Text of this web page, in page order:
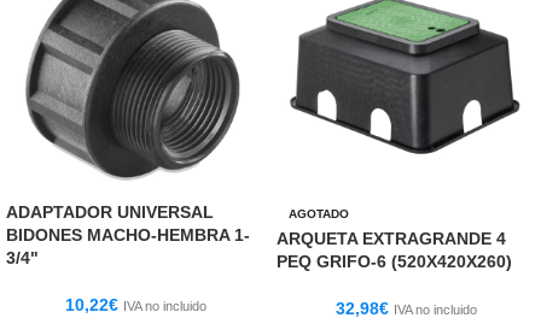
ADAPTADOR UNIVERSAL
BIDONES MACHO-HEMBRA 1-
3/4"
10,22€ IVA no incluido
AGOTADO
ARQUETA EXTRAGRANDE 4
PEQ GRIFO-6 (520X420X260)
32,98€ IVA no incluido